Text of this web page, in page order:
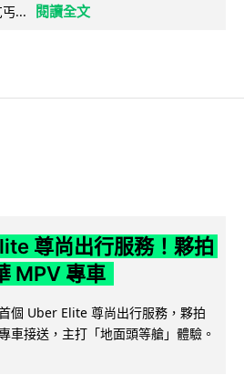
...
閱讀全文
尊尚出行服務！夥拍
MPV 專車
個 Uber Elite 尊尚出行服務，夥拍
車接送，主打「地面頭等艙」體驗。